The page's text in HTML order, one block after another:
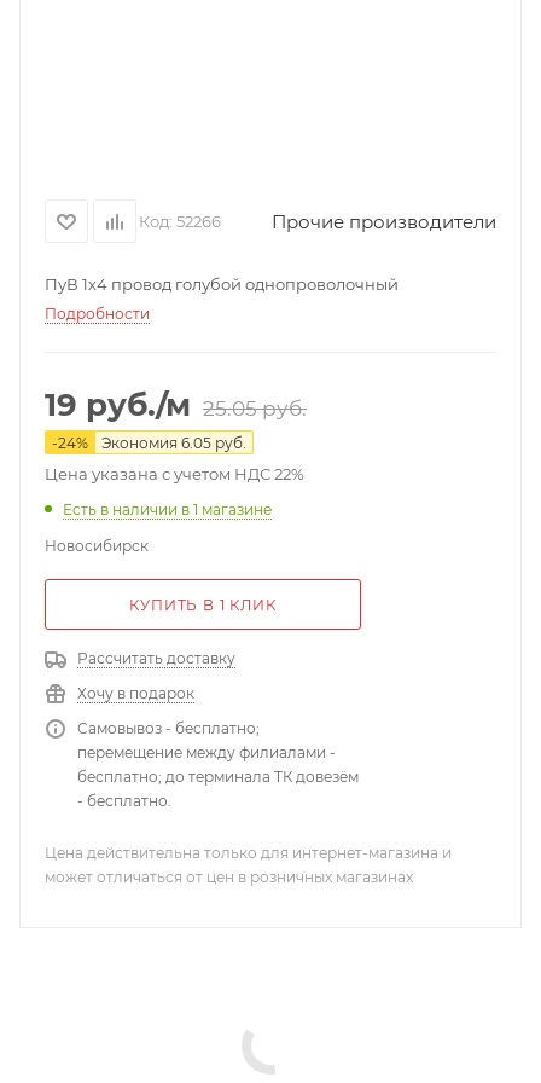
Код: 52266 Прочие производители
ПуВ 1х4 провод голубой однопроволочный
Подробности
19 руб./м 25.05руб.
-24% Экономия 6.05 руб.
Цена указана с учетом НДС 22%
Есть в наличии в 1 магазине
Новосибирск
КУПИТЬ В 1 КЛИК
Рассчитать доставку
Хочу в подарок
Самовывоз - бесплатно;
перемещение между филиалами -
бесплатно; до терминала ТК довезём
- бесплатно.
Цена действительна только для интернет-магазина и
может отличаться от цен в розничных магазинах